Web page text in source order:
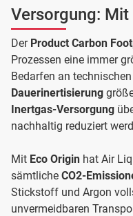
Versorgung: Mit
Der Product Carbon
Prozessen eine immer
Bedarfen an
Dauerinertisierung
Inertgas-Versorgung
nachhaltig reduziert
Mit Eco Origin hat Air
sämtliche CO2-
Stickstoff und Argon
unvermeidbaren